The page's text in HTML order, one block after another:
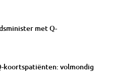
met Q-
koortspatiënten: volmondig